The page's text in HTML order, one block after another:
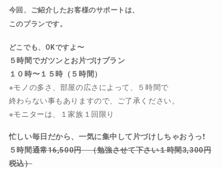
今回、ご紹介したお客様のサポートは、
このプランです。
どこでも、OKですよ〜
５時間でガツンとお片づけプラン
１０時〜１５時（５時間）
※モノの多さ、部屋の広さによって、５時間で
終わらない事もありますので、ご了承ください。
※モニターは、１家族１回限り
忙しい毎日だから、一気に集中して片づけしちゃおうっ❗️
５時間通常16,500円 （勉強させて下さい１時間3,300円
税込）